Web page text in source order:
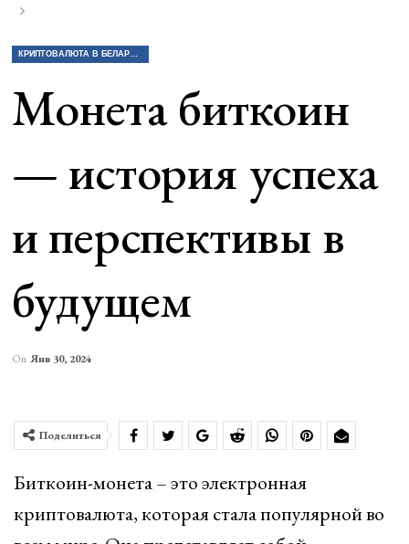
КРИПТОВАЛЮТА В БЕЛАРУСИ: ЗАКОННО ЛИ ПОКУПАТЬ, ПРОДАВАТЬ КРИПТУ?
Монета биткоин
— история успеха
и перспективы в
будущем
On Янв 30, 2024
Поделиться
Биткоин-монета – это электронная
криптовалюта, которая стала популярной во